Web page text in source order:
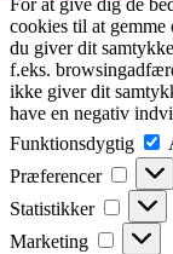
For at give dig de
cookies til at
du giver dit
f.eks.
ikke giver dit
have en negativ
Funktionsdygtig
Præferencer
Statistikker
Marketing